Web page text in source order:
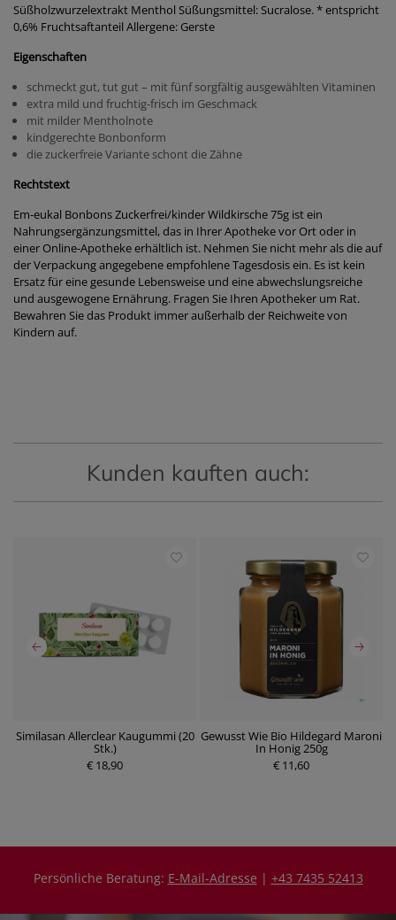
Süßholzwurzelextrakt Menthol Süßungsmittel: Sucralose. * entspricht
0,6% Fruchtsaftanteil Allergene: Gerste
Eigenschaften
schmeckt gut, tut gut – mit fünf sorgfältig ausgewählten Vitaminen
extra mild und fruchtig-frisch im Geschmack
mit milder Mentholnote
kindgerechte Bonbonform
die zuckerfreie Variante schont die Zähne
Rechtstext
Em-eukal Bonbons Zuckerfrei/kinder Wildkirsche 75g ist ein
Nahrungsergänzungsmittel, das in Ihrer Apotheke vor Ort oder in
einer Online-Apotheke erhältlich ist. Nehmen Sie nicht mehr als die auf
der Verpackung angegebene empfohlene Tagesdosis ein. Es ist kein
Ersatz für eine gesunde Lebensweise und eine abwechslungsreiche
und ausgewogene Ernährung. Fragen Sie Ihren Apotheker um Rat.
Bewahren Sie das Produkt immer außerhalb der Reichweite von
Kindern auf.
Kunden kauften auch:
Similasan Allerclear Kaugummi (20
Stk.)
€ 18,90
Gewusst Wie Bio Hildegard Maroni
In Honig 250g
€ 11,60
P
Persönliche Beratung: E-Mail-Adresse | +43 7435 52413